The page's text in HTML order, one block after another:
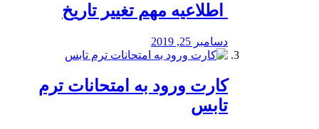
️ اطلاعیه مهم تغییر تاریخ
دسامبر 25, 2019
کارت ورود به امتحانات ترم
تابس